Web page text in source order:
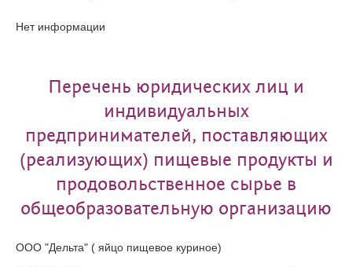
Нет информации
Перечень юридических лиц и
индивидуальных
предпринимателей, поставляющих
(реализующих) пищевые продукты и
продовольственное сырье в
общеобразовательную организацию
ООО "Дельта" ( яйцо пищевое куриное)